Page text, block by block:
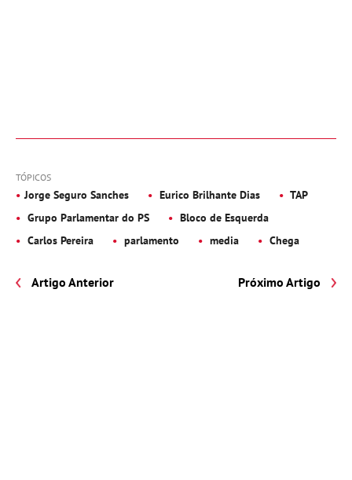
TÓPICOS
Jorge Seguro Sanches Eurico Brilhante Dias
TAP
Grupo Parlamentar do PS
Bloco de Esquerda
Carlos Pereira
parlamento media Chega
Artigo Anterior Próximo Artigo